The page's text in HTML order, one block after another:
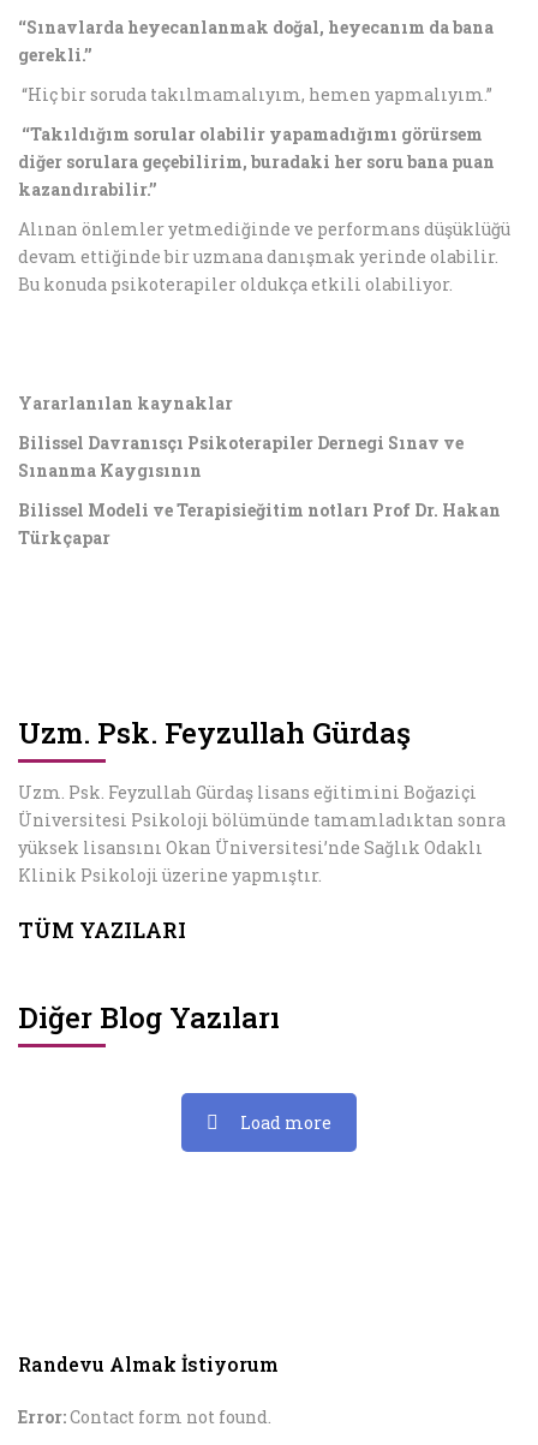
‘‘Sınavlarda heyecanlanmak doğal, heyecanım da bana
gerekli.’’
“Hiç bir soruda takılmamalıyım, hemen yapmalıyım.”
‘‘Takıldığım sorular olabilir yapamadığımı görürsem
diğer sorulara geçebilirim, buradaki her soru bana puan
kazandırabilir.’’
Alınan önlemler yetmediğinde ve performans düşüklüğü
devam ettiğinde bir uzmana danışmak yerinde olabilir.
Bu konuda psikoterapiler oldukça etkili olabiliyor.
Yararlanılan kaynaklar
Bilissel Davranısçı Psikoterapiler Dernegi Sınav ve
Sınanma Kaygısının
Bilissel Modeli ve Terapisieğitim notları Prof Dr. Hakan
Türkçapar
Uzm. Psk. Feyzullah Gürdaş
Uzm. Psk. Feyzullah Gürdaş lisans eğitimini Boğaziçi
Üniversitesi Psikoloji bölümünde tamamladıktan sonra
yüksek lisansını Okan Üniversitesi’nde Sağlık Odaklı
Klinik Psikoloji üzerine yapmıştır.
TÜM YAZILARI
Diğer Blog Yazıları
Load more
Randevu Almak İstiyorum
Error:Contact form not found.